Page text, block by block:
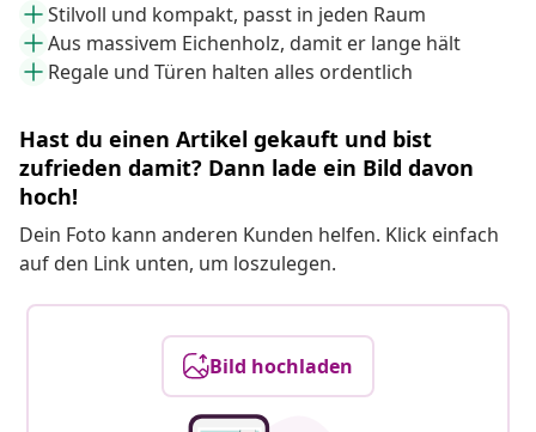
Stilvoll und kompakt, passt in jeden Raum
Aus massivem Eichenholz, damit er lange hält
Regale und Türen halten alles ordentlich
Hast du einen Artikel gekauft und bist
zufrieden damit? Dann lade ein Bild davon
hoch!
Dein Foto kann anderen Kunden helfen. Klick einfach
auf den Link unten, um loszulegen.
Bild hochladen